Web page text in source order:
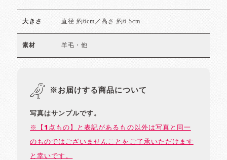
大きさ 直径 約6cm／高さ 約6.5cm
素材 羊毛・他
※お届けする商品について
写真はサンプルです。
※【1点もの】と表記があるもの以外は写真と同一
のものではございませんことをご了承いただけます
と幸いです。